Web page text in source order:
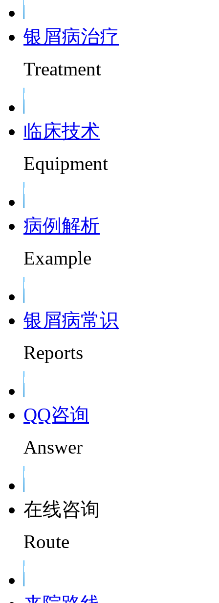
银屑病治疗
Treatment
临床技术
Equipment
病例解析
Example
银屑病常识
Reports
QQ咨询
Answer
在线咨询
Route